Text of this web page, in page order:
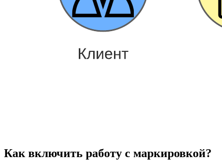
Как включить работу с маркировкой?